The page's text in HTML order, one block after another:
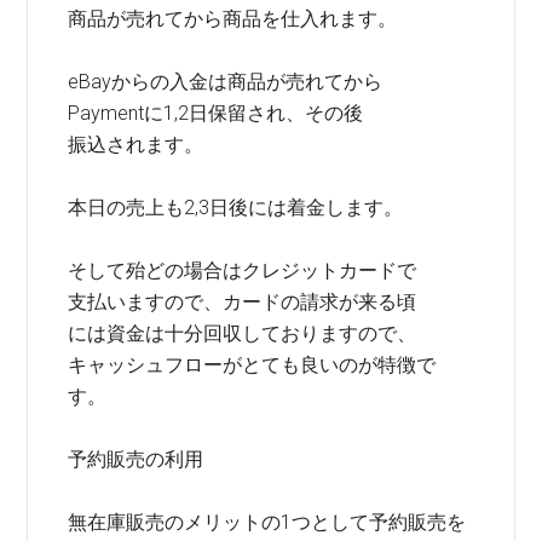
商品が売れてから商品を仕入れます。
eBayからの入金は商品が売れてから
Paymentに1,2日保留され、その後
振込されます。
本日の売上も2,3日後には着金します。
そして殆どの場合はクレジットカードで
支払いますので、カードの請求が来る頃
には資金は十分回収しておりますので、
キャッシュフローがとても良いのが特徴で
す。
予約販売の利用
無在庫販売のメリットの1つとして予約販売を